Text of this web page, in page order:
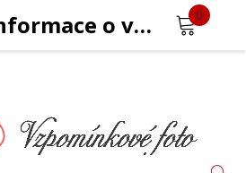
0
Jak najít informace o velikosti fotografie